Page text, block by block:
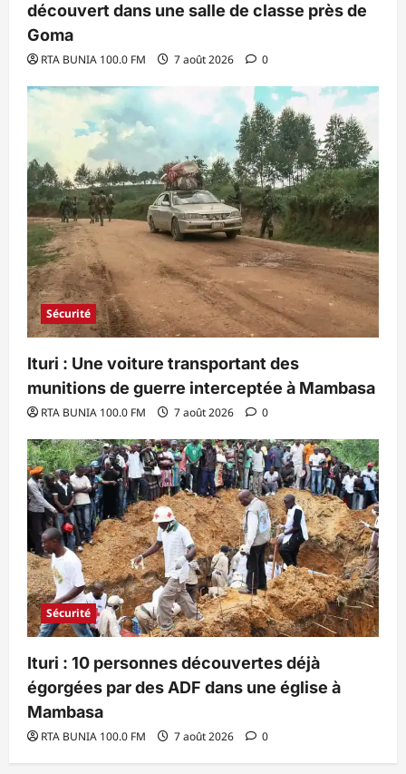
découvert dans une salle de classe près de
Goma
RTA BUNIA 100.0 FM 7 août 2026 0
Sécurité
Ituri : Une voiture transportant des
munitions de guerre interceptée à Mambasa
RTA BUNIA 100.0 FM 7 août 2026 0
Sécurité
Ituri : 10 personnes découvertes déjà
égorgées par des ADF dans une église à
Mambasa
RTA BUNIA 100.0 FM 7 août 2026 0